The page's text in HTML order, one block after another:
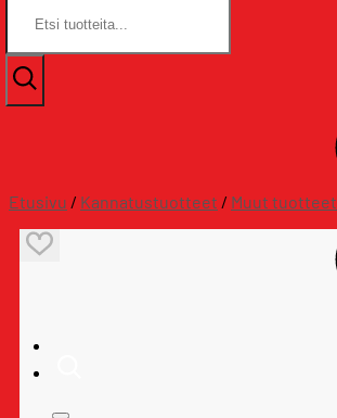
Skip
to
content
Assat.com
Etusivu / Kannatustuotteet / Muut tuotteet